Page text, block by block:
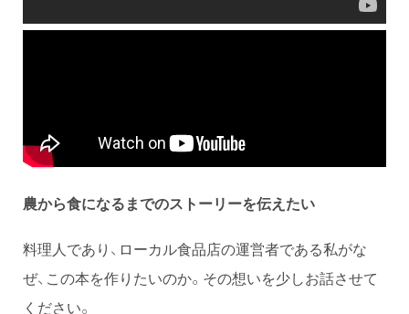
農から食になるまでのストーリーを伝えたい
料理人であり、ローカル食品店の運営者である私がな
ぜ、この本を作りたいのか。その想いを少しお話させて
ください。